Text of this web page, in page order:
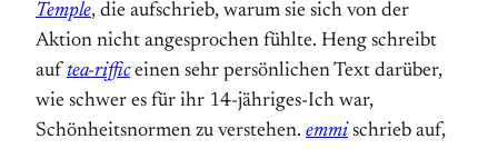
Temple, die aufschrieb, warum sie sich von der
Aktion nicht angesprochen fühlte. Heng schreibt
auf tea-rifficeinen sehr persönlichen Text darüber,
wie schwer es für ihr 14-jähriges-Ich war,
Schönheitsnormen zu verstehen. emmi schrieb auf,